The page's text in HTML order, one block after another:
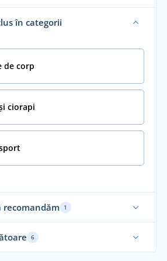
în categorii
de corp
ciorapi
recomandăm 1
6